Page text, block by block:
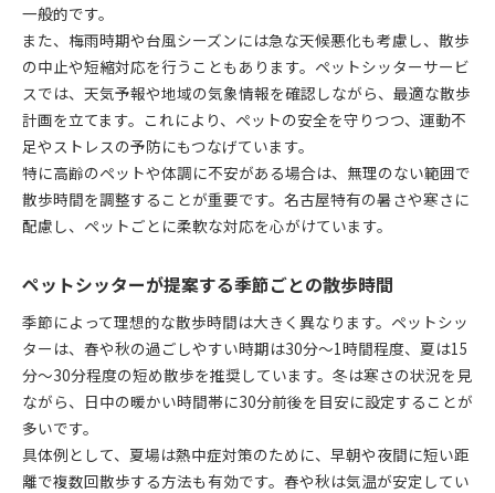
歩
口コミや実績で見るペットシッターの選び方
ペットシッターと事前打ち合わせの重要性
ペットシッター利用時の注意点と相談方法
快適な散歩を目指すなら知るべきポイント
ペットシッターが教える快適な散歩習慣作り
季節ごとに変わる散歩の注意点をペットシッター
ペットシッターおすすめの散歩準備と心構え
び
愛犬との信頼を深めるためのペットシッターサポ
ート術
一般的です。
また、梅雨時期や台風シーズンには急な天候悪化も考慮し、散歩
の中止や短縮対応を行うこともあります。ペットシッターサービ
スでは、天気予報や地域の気象情報を確認しながら、最適な散歩
計画を立てます。これにより、ペットの安全を守りつつ、運動不
足やストレスの予防にもつなげています。
特に高齢のペットや体調に不安がある場合は、無理のない範囲で
散歩時間を調整することが重要です。名古屋特有の暑さや寒さに
配慮し、ペットごとに柔軟な対応を心がけています。
ペットシッターが提案する季節ごとの散歩時間
季節によって理想的な散歩時間は大きく異なります。ペットシッ
ターは、春や秋の過ごしやすい時期は30分〜1時間程度、夏は15
分〜30分程度の短め散歩を推奨しています。冬は寒さの状況を見
ながら、日中の暖かい時間帯に30分前後を目安に設定することが
多いです。
具体例として、夏場は熱中症対策のために、早朝や夜間に短い距
離で複数回散歩する方法も有効です。春や秋は気温が安定してい